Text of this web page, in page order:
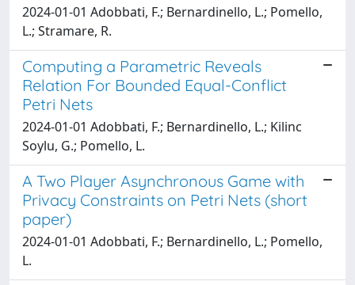
2024-01-01 Adobbati, F.; Bernardinello, L.; Pomello,
L.; Stramare, R.
Computing a Parametric Reveals
Relation For Bounded Equal-Conflict
Petri Nets
2024-01-01 Adobbati, F.; Bernardinello, L.; Kilinc
Soylu, G.; Pomello, L.
A Two Player Asynchronous Game with
Privacy Constraints on Petri Nets (short
paper)
2024-01-01 Adobbati, F.; Bernardinello, L.; Pomello,
L.